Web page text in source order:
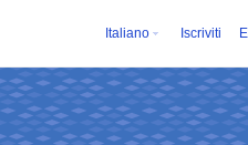
Italiano Iscriviti